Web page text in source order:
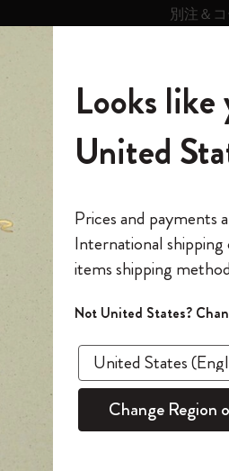
別注＆
ックチャーム
ャーナル
ャーナル
ダイアリー
リー
ナー
プランナー
ンナー
ランナー
ティング・システム
マートスマートとは
ビス
マート
レスキン
スキン
ル
ラス
クション
ギコレクション
in Wonderland」コレ
オブ・ザ・リング』コレク
ーン ノートブック
ション
ギコレクション
Impressionism コレクショ
リョ 限定版コレクション
パック
– made Collection
る方への贈り物
ョナルへの贈り物
への贈り物
トへの贈り物
る方への贈り物です
方へのギフト
テーマ・ピンズ・コレク
つも胸に
× モレスキン
ティング・システム
トブック
アリー
イズサ
リ
リー
の世界
サブカ
モレスキンの
*メールアドレ
*パスワード
このデバイス
ログイン
以上のご購入で送料無料
ク
¥
*
モレスキン
今すぐ会員
「WELCOME10
回注文が10%
ます。セール
Looks like
United
Prices and payments
International
items shipping
Not United States?
Change Region